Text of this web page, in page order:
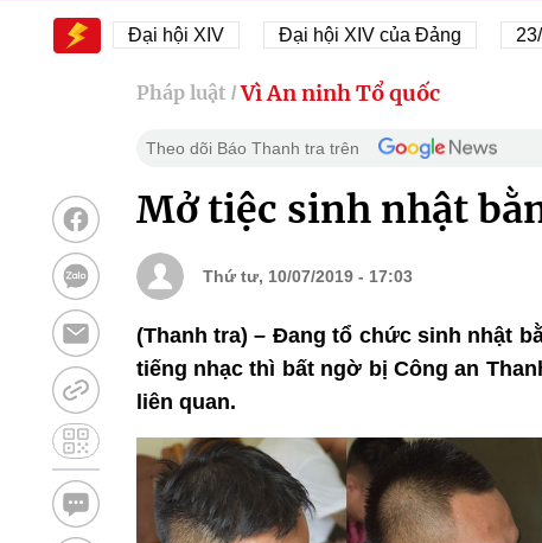
Đại hội XIV Đại hội XIV của Đảng 23/11/
Pháp luật / Vì An ninh Tổ quốc
Theo dõi Báo Thanh tra trên
Mở tiệc sinh nhật
Thứ tư, 10/07/2019 - 17:03
(Thanh tra) – Đang tổ chức sinh nhật
tiếng nhạc thì bất ngờ bị Công an
liên quan.